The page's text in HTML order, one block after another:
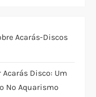
Acarás-Discos
Disco: Um
No Aquarismo